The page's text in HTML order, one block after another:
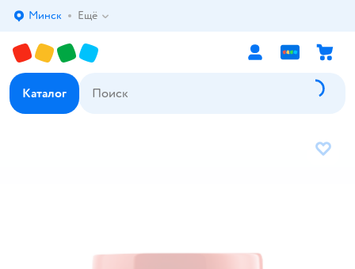
Выбор адреса доставки.
Минск Ещё
Каталог
В